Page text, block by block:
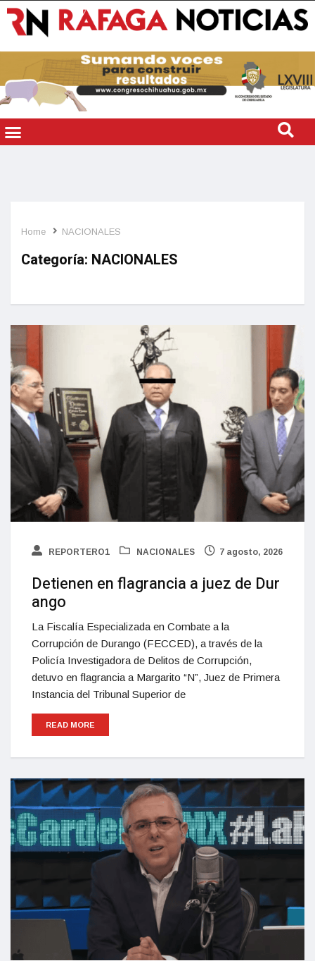
Home NACIONALES
Categoría: NACIONALES
REPORTERO1 NACIONALES 7 agosto, 2026
Detienen en flagrancia a juez de Dur
ango
La Fiscalía Especializada en Combate a la
Corrupción de Durango (FECCED), a través de la
Policía Investigadora de Delitos de Corrupción,
detuvo en flagrancia a Margarito “N”, Juez de Primera
Instancia del Tribunal Superior de
READ MORE